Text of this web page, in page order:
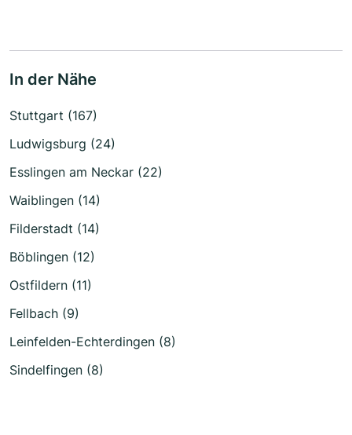
In der Nähe
Stuttgart (167)
Ludwigsburg (24)
Esslingen am Neckar (22)
Waiblingen (14)
Filderstadt (14)
Böblingen (12)
Ostfildern (11)
Fellbach (9)
Leinfelden-Echterdingen (8)
Sindelfingen (8)